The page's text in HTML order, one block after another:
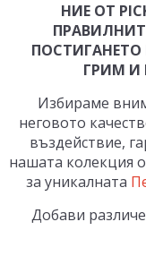
НИЕ ОТ
ПОСТИГАНЕТО
ГРИМ И
Избираме
неговото
въздействие,
нашата колекция
за уникалната
Добави